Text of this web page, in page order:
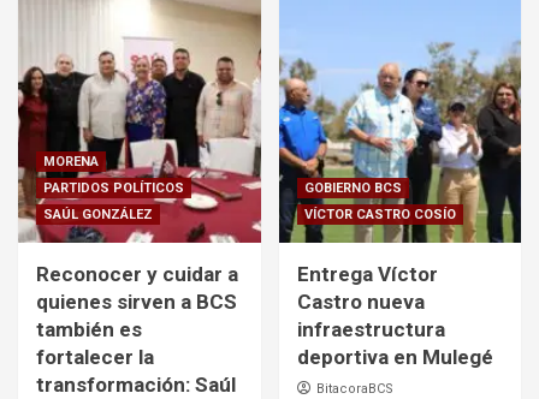
MORENA
PARTIDOS POLÍTICOS
SAÚL GONZÁLEZ
Reconocer y cuidar a
quienes sirven a BCS
también es
fortalecer la
transformación: Saúl
GOBIERNO BCS
VÍCTOR CASTRO COSÍO
Entrega Víctor
Castro nueva
infraestructura
deportiva en Mulegé
BitacoraBCS